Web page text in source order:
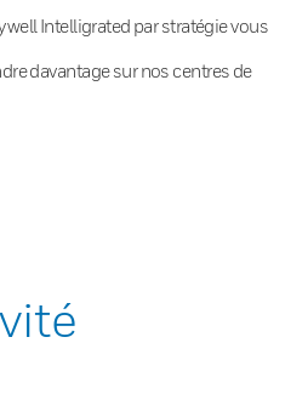
Intelligrated par stratégie vous
davantage sur nos centres de